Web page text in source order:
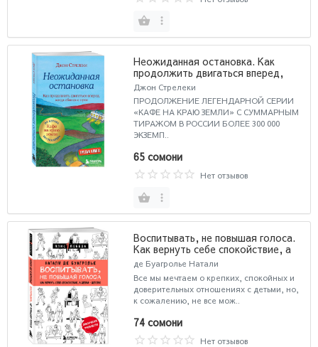
Неожиданная остановка. Как
продолжить двигаться вперед,
когда сбился с пути
Джон Стрелеки
ПРОДОЛЖЕНИЕ ЛЕГЕНДАРНОЙ СЕРИИ
«КАФЕ НА КРАЮ ЗЕМЛИ» С СУММАРНЫМ
ТИРАЖОМ В РОССИИ БОЛЕЕ 300 000
ЭКЗЕМП..
65 сомони
Нет отзывов
Воспитывать, не повышая голоса.
Как вернуть себе спокойствие, а
детям - детство
де Буагролье Натали
Все мы мечтаем о крепких, спокойных и
доверительных отношениях с детьми, но,
к сожалению, не все мож..
74 сомони
Нет отзывов